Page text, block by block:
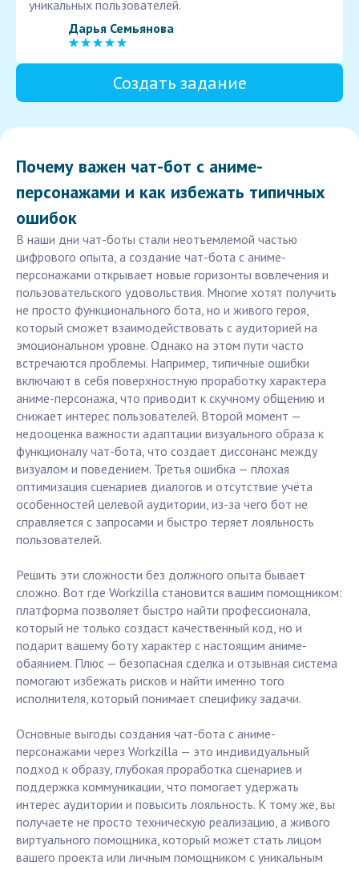
уникальных пользователей.
Дарья Семьянова
Создать задание
Почему важен чат-бот с аниме-
персонажами и как избежать типичных
ошибок
В наши дни чат-боты стали неотъемлемой частью
цифрового опыта, а создание чат-бота с аниме-
персонажами открывает новые горизонты вовлечения и
пользовательского удовольствия. Многие хотят получить
не просто функционального бота, но и живого героя,
который сможет взаимодействовать с аудиторией на
эмоциональном уровне. Однако на этом пути часто
встречаются проблемы. Например, типичные ошибки
включают в себя поверхностную проработку характера
аниме-персонажа, что приводит к скучному общению и
снижает интерес пользователей. Второй момент —
недооценка важности адаптации визуального образа к
функционалу чат-бота, что создает диссонанс между
визуалом и поведением. Третья ошибка — плохая
оптимизация сценариев диалогов и отсутствие учёта
особенностей целевой аудитории, из-за чего бот не
справляется с запросами и быстро теряет лояльность
пользователей.
Решить эти сложности без должного опыта бывает
сложно. Вот где Workzilla становится вашим помощником:
платформа позволяет быстро найти профессионала,
который не только создаст качественный код, но и
подарит вашему боту характер с настоящим аниме-
обаянием. Плюс — безопасная сделка и отзывная система
помогают избежать рисков и найти именно того
исполнителя, который понимает специфику задачи.
Основные выгоды создания чат-бота с аниме-
персонажами через Workzilla — это индивидуальный
подход к образу, глубокая проработка сценариев и
поддержка коммуникации, что помогает удержать
интерес аудитории и повысить лояльность. К тому же, вы
получаете не просто техническую реализацию, а живого
виртуального помощника, который может стать лицом
вашего проекта или личным помощником с уникальным